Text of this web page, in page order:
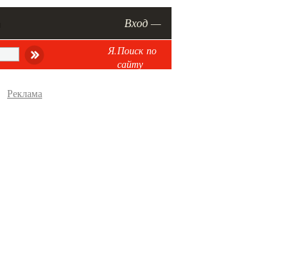
Вход —
Я.Поиск по
сайту
Реклама